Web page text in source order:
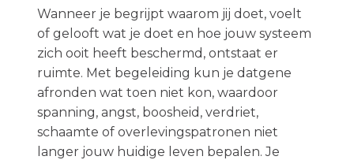
Wanneer je begrijpt waarom jij doet, voelt
of gelooft wat je doet en hoe jouw systeem
zich ooit heeft beschermd, ontstaat er
ruimte. Met begeleiding kun je datgene
afronden wat toen niet kon, waardoor
spanning, angst, boosheid, verdriet,
schaamte of overlevingspatronen niet
langer jouw huidige leven bepalen. Je